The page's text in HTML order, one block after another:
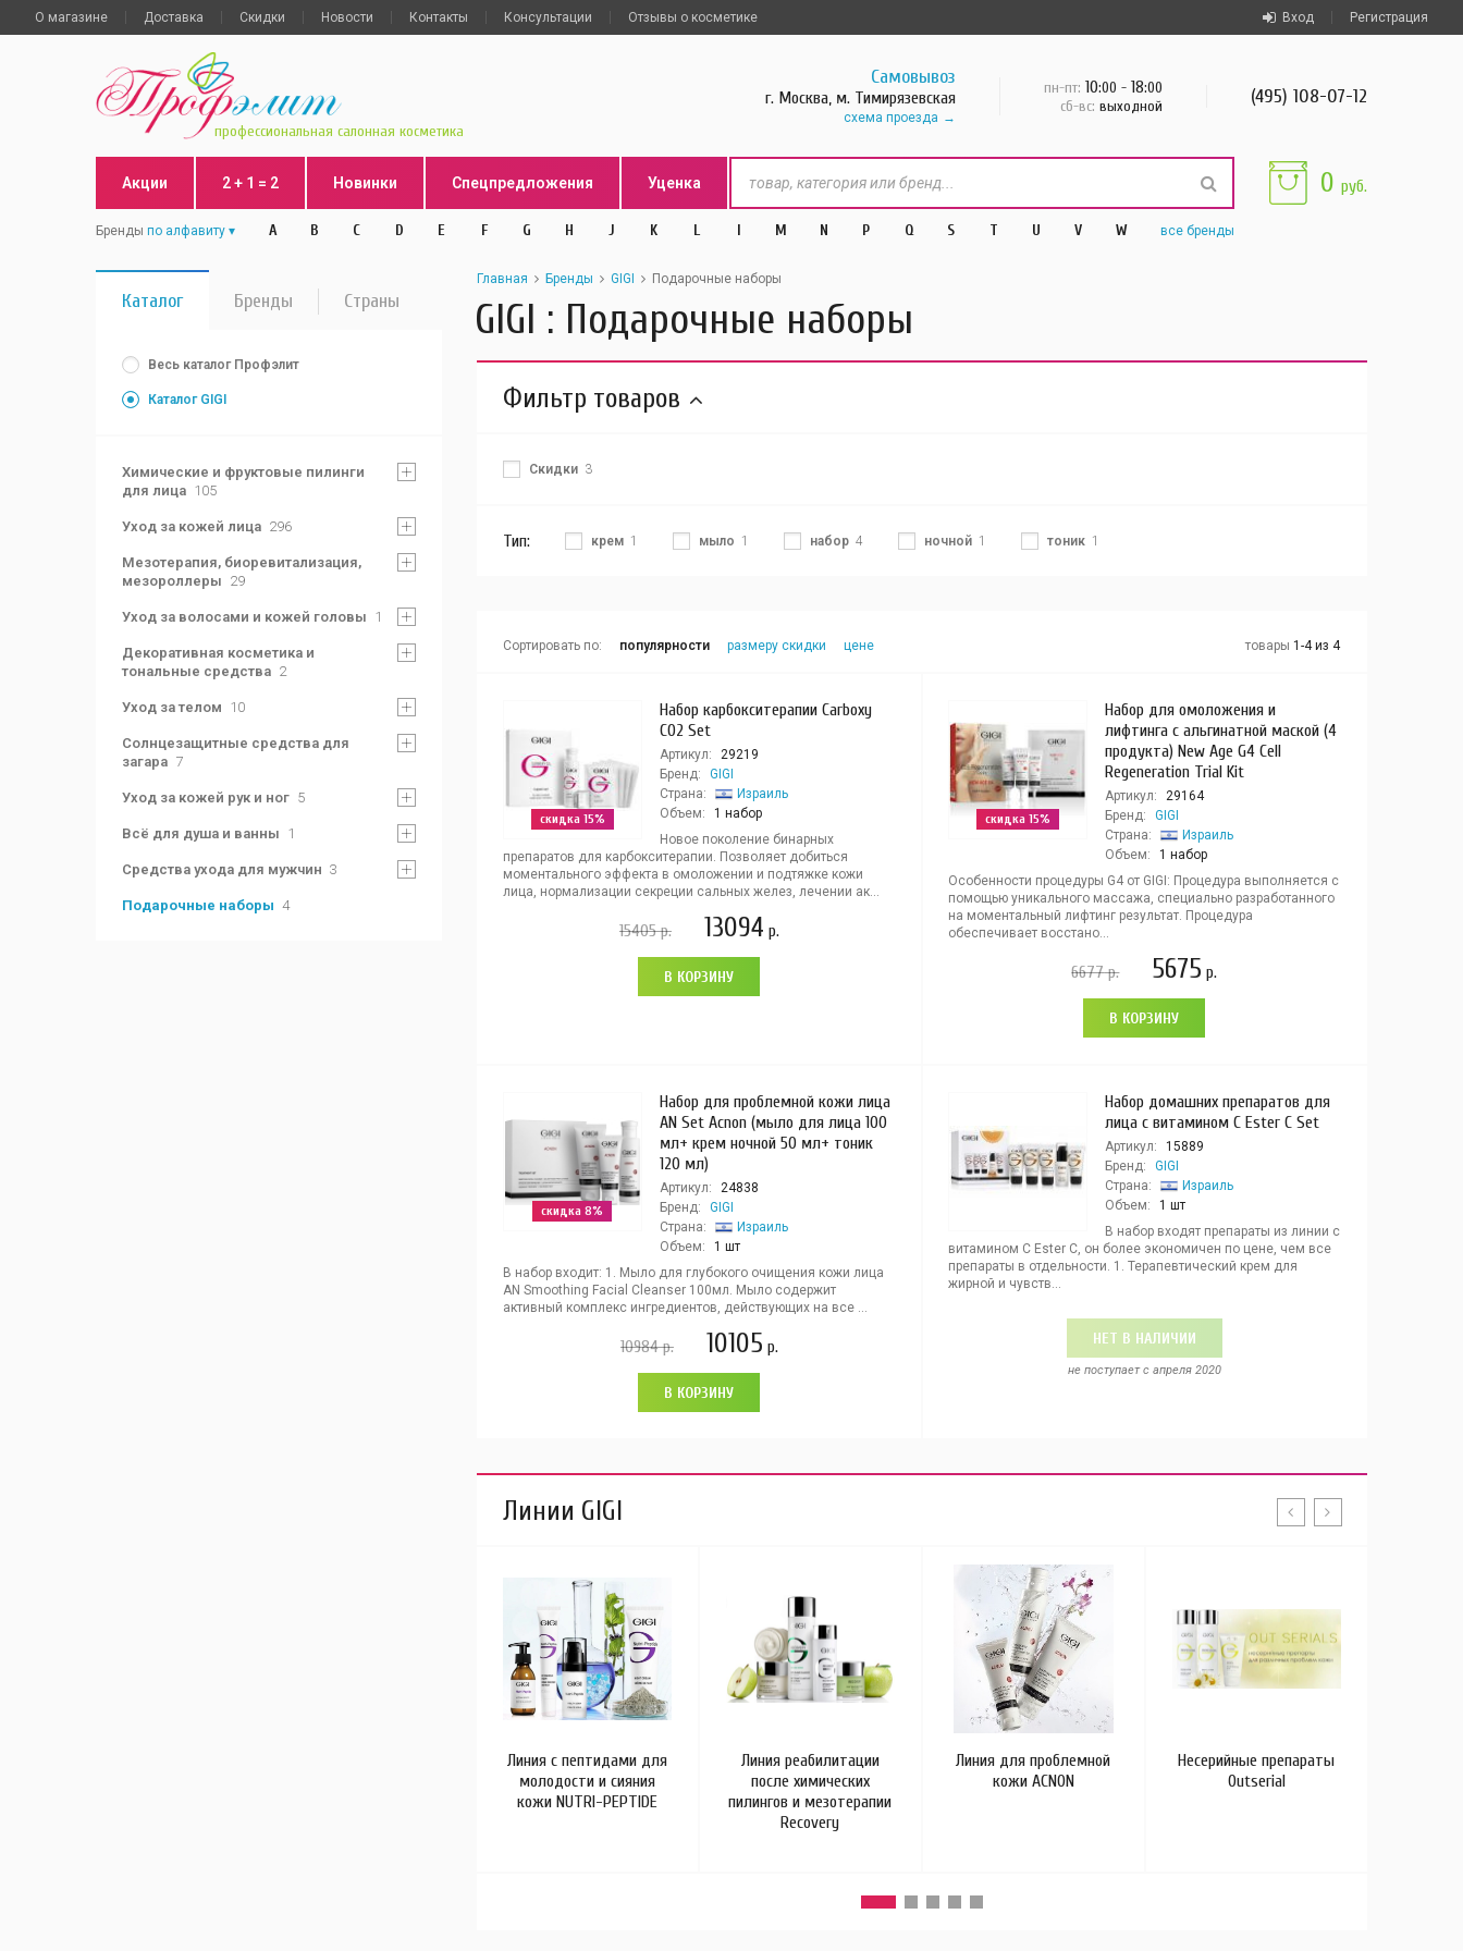
Вход Регистрация
О магазине Доставка Скидки Новости Контакты Консультации Отзывы о косметике
профессиональная салонная косметика
Самовывоз
г. Москва, м. Тимирязевская
схема проезда
пн-пт: 10:00 - 18:00
сб-вс: выходной (495) 108-07-12
Акции 2 + 1 = 2 Новинки Спецпредложения Уценка
Бренды по алфавиту A B C D E F G H J K L l M N P Q S T U V W все бренды
0 руб.
Каталог Бренды Страны
Весь каталог Профэлит
Каталог GIGI
Химические и фруктовые пилинги
для лица 105
Уход за кожей лица 296
Мезотерапия, биоревитализация,
мезороллеры 29
Уход за волосами и кожей головы 1
Декоративная косметика и
тональные средства 2
Уход за телом 10
Солнцезащитные средства для
загара 7
Уход за кожей рук и ног 5
Всё для душа и ванны 1
Средства ухода для мужчин 3
Подарочные наборы 4
Главная Бренды GIGI Подарочные наборы
GIGI : Подарочные наборы
Фильтр товаров
Скидки 3
Тип: крем 1 мыло 1 набор 4 ночной 1 тоник 1
Сортировать по: популярности размеру скидки цене товары 1-4 из 4
скидка 15%
Набор карбокситерапии Carboxy
CO2 Set
Артикул:
29219
Бренд:
GIGI
Страна:
Израиль
Объем:
1 набор
Новое поколение бинарных
препаратов для карбокситерапии. Позволяет добиться
моментального эффекта в омоложении и подтяжке кожи
лица, нормализации секреции сальных желез, лечении ак...
15405р. 13094 р.
В КОРЗИНУ
скидка 15%
Набор для омоложения и
лифтинга с альгинатной маской (4
продукта) New Age G4 Cell
Regeneration Trial Kit
Артикул:
29164
Бренд:
GIGI
Страна:
Израиль
Объем:
1 набор
Особенности процедуры G4 от GIGI: Процедура выполняется с
помощью уникального массажа, специально разработанного
на моментальный лифтинг результат. Процедура
обеспечивает восстано...
6677р. 5675 р.
В КОРЗИНУ
скидка 8%
Набор для проблемной кожи лица
AN Set Acnon (мыло для лица 100
мл+ крем ночной 50 мл+ тоник
120 мл)
Артикул:
24838
Бренд:
GIGI
Страна:
Израиль
Объем:
1 шт
В набор входит: 1. Мыло для глубокого очищения кожи лица
AN Smoothing Facial Cleanser 100мл. Мыло содержит
активный комплекс ингредиентов, действующих на все ...
10984р. 10105 р.
В КОРЗИНУ
Набор домашних препаратов для
лица с витамином С Ester C Set
Артикул:
15889
Бренд:
GIGI
Страна:
Израиль
Объем:
1 шт
В набор входят препараты из линии с
витамином С Ester C, он более экономичен по цене, чем все
препараты в отдельности. 1. Терапевтический крем для
жирной и чувств...
НЕТ В НАЛИЧИИ
не поступает c апреля 2020
Линии GIGI
Линия с пептидами для
молодости и сияния
кожи NUTRI-PEPTIDE
Линия реабилитации
после химических
пилингов и мезотерапии
Recovery
Линия для проблемной
кожи ACNON
Несерийные препараты
Outserial